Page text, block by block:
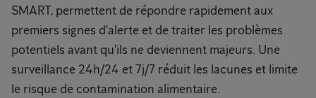
SMART, permettent de répondre rapidement aux
premiers signes d'alerte et de traiter les problèmes
potentiels avant qu'ils ne deviennent majeurs. Une
surveillance 24h/24 et 7j/7 réduit les lacunes et limite
le risque de contamination alimentaire.